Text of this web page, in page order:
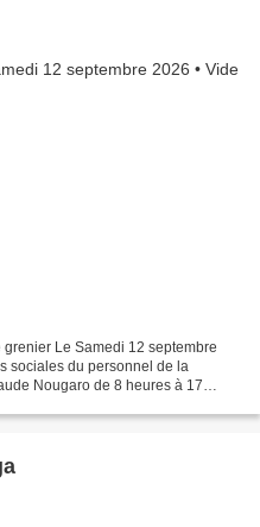
Le Samedi 12 septembre
sociales du personnel de la
Nougaro de 8 heures à 17